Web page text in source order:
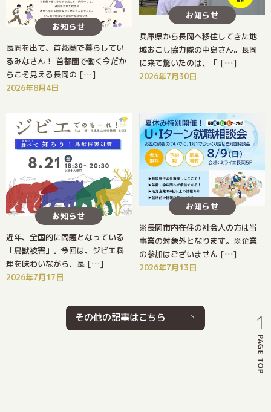
お知らせ
長岡を出て、首都圏で暮らしてい
るみなさん！ 首都圏で働く今だか
らこそ見える長岡の […]
2026年8月4日
お知らせ
兵庫県から長岡へ移住してきた地
域おこし協力隊の中島さん。長岡
に来て驚いたのは、「 […]
2026年7月30日
お知らせ
近年、全国的に問題となっている
「鳥獣被害」。今回は、ジビエ料
理を味わいながら、長 […]
2026年7月17日
お知らせ
※長岡市内在住の社会人の方は当
事業の対象外となります。※企業
の参加はございません […]
2026年7月13日
その他の記事はこちら